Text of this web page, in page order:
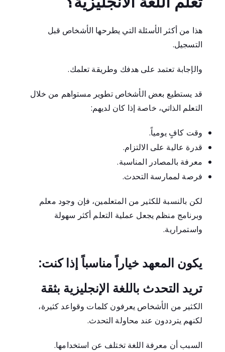
هذا من أكثر الأسئلة التي يطرحها الأشخاص قبل
التسجيل.
والإجابة تعتمد على هدفك وطريقة تعلمك.
قد يستطيع بعض الأشخاص تطوير مستواهم من خلال
التعلم الذاتي، خاصة إذا كان لديهم:
وقت كافٍ يومياً.
قدرة عالية على الالتزام.
معرفة بالمصادر المناسبة.
فرصة لممارسة التحدث.
لكن بالنسبة للكثير من المتعلمين، فإن وجود معلم
وبرنامج منظم يجعل عملية التعلم أكثر سهولة
واستمرارية.
يكون المعهد خياراً مناسباً إذا كنت:
تريد التحدث باللغة الإنجليزية بثقة
الكثير من الأشخاص يعرفون كلمات وقواعد كثيرة،
لكنهم يترددون عند محاولة التحدث.
السبب أن معرفة اللغة تختلف عن استخدامها.